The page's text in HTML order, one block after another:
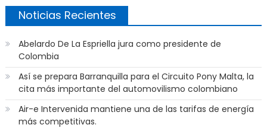
Noticias Recientes
Abelardo De La Espriella jura como presidente de
Colombia
Así se prepara Barranquilla para el Circuito Pony Malta, la
cita más importante del automovilismo colombiano
Air-e Intervenida mantiene una de las tarifas de energía
más competitivas.